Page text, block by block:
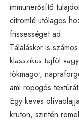
immunerősítő
citromlé utólagos
frissességet ad.
Tálaláskor is
klasszikus tejföl
tökmagot,
ami ropogós
Egy kevés
kruton, szintén